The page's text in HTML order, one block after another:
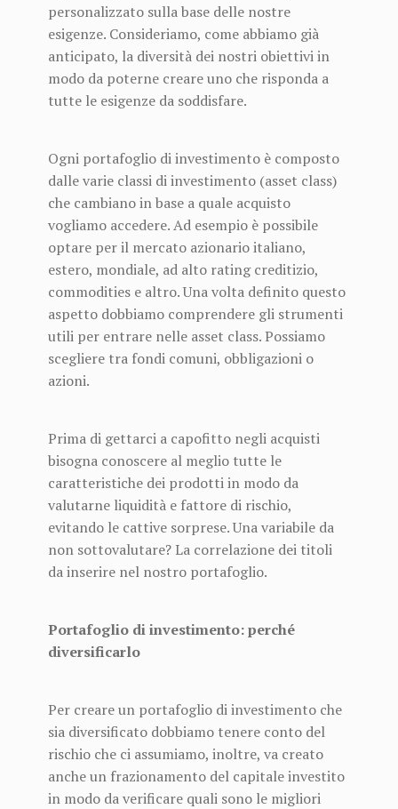
personalizzato sulla base delle nostre
esigenze. Consideriamo, come abbiamo già
anticipato, la diversità dei nostri obiettivi in
modo da poterne creare uno che risponda a
tutte le esigenze da soddisfare.
Ogni portafoglio di investimento è composto
dalle varie classi di investimento (asset class)
che cambiano in base a quale acquisto
vogliamo accedere. Ad esempio è possibile
optare per il mercato azionario italiano,
estero, mondiale, ad alto rating creditizio,
commodities e altro. Una volta definito questo
aspetto dobbiamo comprendere gli strumenti
utili per entrare nelle asset class. Possiamo
scegliere tra fondi comuni, obbligazioni o
azioni.
Prima di gettarci a capofitto negli acquisti
bisogna conoscere al meglio tutte le
caratteristiche dei prodotti in modo da
valutarne liquidità e fattore di rischio,
evitando le cattive sorprese. Una variabile da
non sottovalutare? La correlazione dei titoli
da inserire nel nostro portafoglio.
Portafoglio di investimento: perché
diversificarlo
Per creare un portafoglio di investimento che
sia diversificato dobbiamo tenere conto del
rischio che ci assumiamo, inoltre, va creato
anche un frazionamento del capitale investito
in modo da verificare quali sono le migliori